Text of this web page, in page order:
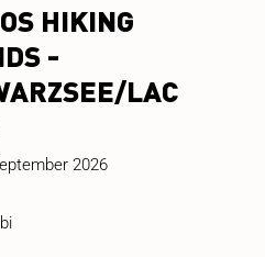
HIKING
-
LAC
2026